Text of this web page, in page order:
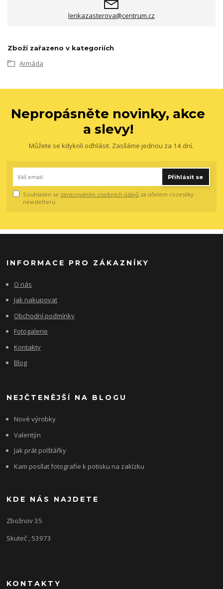
lenkazasterova@centrum.cz
Zboží zařazeno v kategoriích
Armáda
Nepropásněte novinky, akce
a slevy!
Můžete se kdykoli odhlásit. Zasíláme jednou za 14 dní.
Přihlásit se
Souhlasím se zpracováním osobních údajů za účelem rozesílky
newsletteru.
INFORMACE PRO ZÁKAZNÍKY
O nás
Jak nakupovat
Obchodní podmínky
Fotogalerie
Kontakty
Blog
NEJČTENĚJŠÍ NA BLOGU
Nové výrobky
Valentýn
Jak prát polštářky
Kam posílat fotografie k potisku na zakízku
KDE NÁS NAJDETE
Zbožnov 35
Skuteč , 53973
KONTAKTY